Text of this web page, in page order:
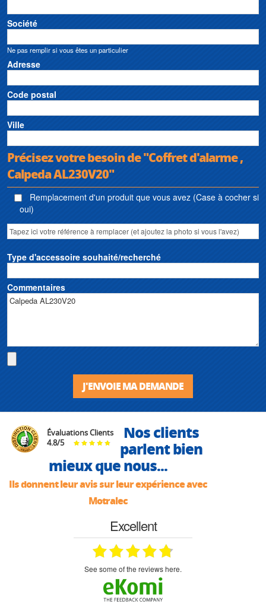
Société
Ne pas remplir si vous êtes un particulier
Adresse
Code postal
Ville
Précisez votre besoin de "Coffret d'alarme ,
Calpeda AL230V20"
Remplacement d'un produit que vous avez (Case à cocher si
oui)
Type d'accessoire souhaité/recherché
Commentaires
J'ENVOIE MA DEMANDE
Évaluations Clients
4.8/5
Nos clients
parlent bien
mieux que nous...
Ils donnent leur avis sur leur expérience avec
Motralec
Excellent
see some of the reviews here.